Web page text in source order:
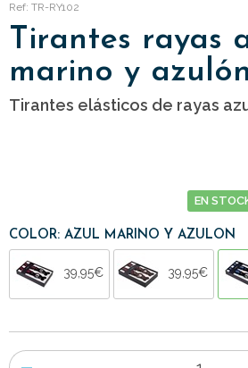
Ref: TR-RY102
Tirantes rayas
marino y azulón
Tirantes elásticos de rayas
EN
COLOR: AZUL MARINO Y AZULON
39,95€ 39,95€
Número